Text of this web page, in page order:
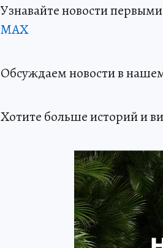
Узнавайте новости
МАХ
Обсуждаем новости в
Хотите больше историй и